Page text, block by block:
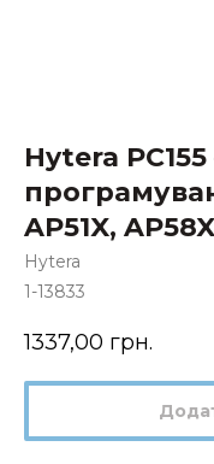
Hytera
AP51X, AP58X
Hytera
1-13833
1337,00 грн.